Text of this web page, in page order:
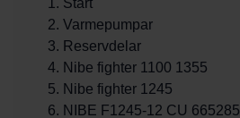
Start
Varmepumpar
Reservdelar
Nibe fighter 1100 1355
Nibe fighter 1245
NIBE F1245-12 CU 665285